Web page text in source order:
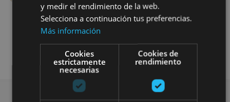
y medir el rendimiento de la web.
Selecciona a continuación tus preferencias.
Más información
Cookies
estrictamente
necesarias
Cookies de
rendimiento